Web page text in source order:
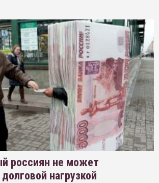
россиян не может
нагрузкой